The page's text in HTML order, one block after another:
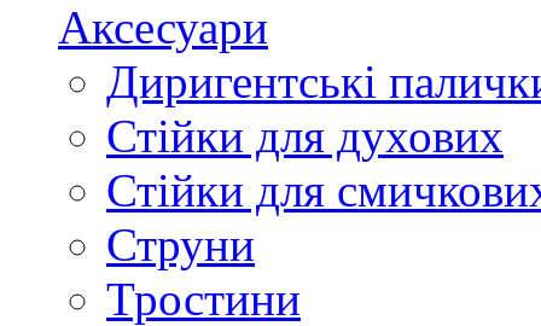
Аксесуари
Диригентські
Стійки для духових
Стійки для
Струни
Тростини